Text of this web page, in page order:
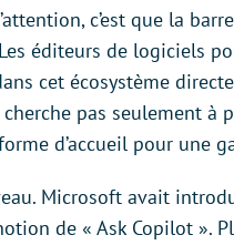
c’est que la
éditeurs de logiciels
cet écosystème
pas seulement à
d’accueil pour une
Microsoft avait
de « Ask Copilot ».